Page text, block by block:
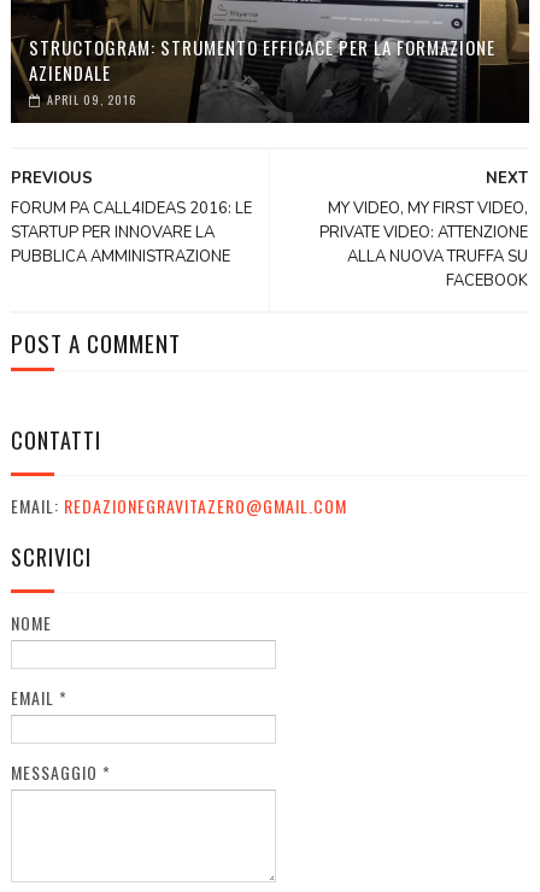
STRUCTOGRAM: STRUMENTO EFFICACE PER LA FORMAZIONE
AZIENDALE
APRIL 09, 2016
NEXT
MY VIDEO, MY FIRST VIDEO,
PRIVATE VIDEO: ATTENZIONE
ALLA NUOVA TRUFFA SU
FACEBOOK
PREVIOUS
FORUM PA CALL4IDEAS 2016: LE
STARTUP PER INNOVARE LA
PUBBLICA AMMINISTRAZIONE
POST A COMMENT
CONTATTI
EMAIL: REDAZIONEGRAVITAZERO@GMAIL.COM
SCRIVICI
NOME
EMAIL *
MESSAGGIO *